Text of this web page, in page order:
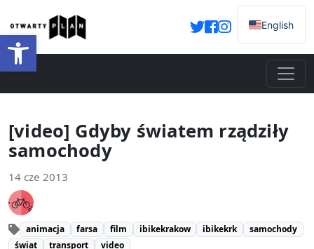
Otwórz pasek narzędzi
English
[video] Gdyby światem rządziły
samochody
14 cze 2013
animacja farsa film ibikekrakow ibikekrk
samochody
świat
transport video